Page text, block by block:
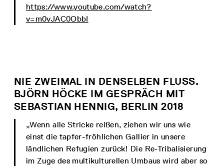
https://www.youtube.com/watch?
v=m0vJAC0ObbI
NIE ZWEIMAL IN DENSELBEN FLUSS.
BJÖRN HÖCKE IM GESPRÄCH MIT
SEBASTIAN HENNIG, BERLIN 2018
„Wenn alle Stricke reißen, ziehen wir uns wie
einst die tapfer-fröhlichen Gallier in unsere
ländlichen Refugien zurück! Die Re-Tribalisierung
im Zuge des multikulturellen Umbaus wird aber so